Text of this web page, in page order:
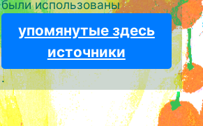
были использованы
упомянутые здесь
источники
.